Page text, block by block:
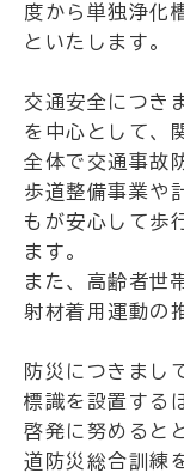
度から単独浄化
といたします。
交通安全につき
を中心として、
全体で交通事故
歩道整備事業や
もが安心して歩
ます。
また、高齢者世
射材着用運動の
防災につきまし
標識を設置する
啓発に努めると
道防災総合訓練